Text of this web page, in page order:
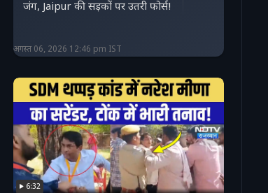
जंग, Jaipur की सड़कों पर उतरी फोर्स!
अगस्त 06, 2026 12:46 pm IST
6:32